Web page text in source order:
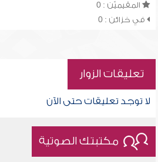
المقيميّن : 0
في خزائن : 0
تعليقات الزوار
لا توجد تعليقات حتى الآن
مكتبتك الصوتية